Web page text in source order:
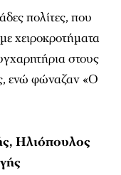
πολίτες, που
χειροκροτήματα
στους
ενώ φώναζαν «Ο
Ηλιόπουλος